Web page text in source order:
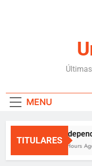
MENU
TITULARES
2 Hours Ago